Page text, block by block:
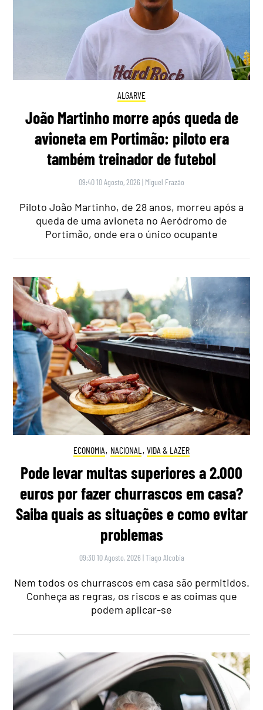
ALGARVE
João Martinho morre após queda de
avioneta em Portimão: piloto era
também treinador de futebol
09:40 10 Agosto, 2026 | Miguel Frazão
Piloto João Martinho, de 28 anos, morreu após a
queda de uma avioneta no Aeródromo de
Portimão, onde era o único ocupante
ECONOMIA, NACIONAL , VIDA & LAZER
Pode levar multas superiores a 2.000
euros por fazer churrascos em casa?
Saiba quais as situações e como evitar
problemas
09:30 10 Agosto, 2026 |Tiago Alcobia
Nem todos os churrascos em casa são permitidos.
Conheça as regras, os riscos e as coimas que
podem aplicar-se